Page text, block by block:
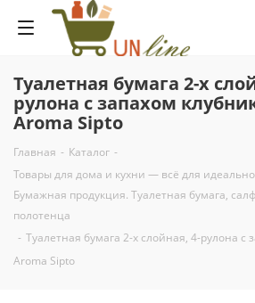
Туалетная бумага 2-х
рулона с запахом
Aroma Sipto
Главная - Каталог -
Товары для дома и кухни — всё для
Бумажная продукция. Туалетная бумага,
полотенца
- Туалетная бумага 2-х слойная, 4-рулона с
Aroma Sipto